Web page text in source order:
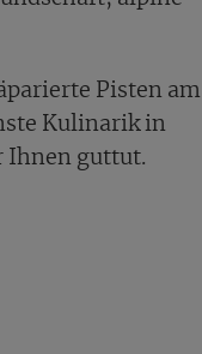
Pisten am
Kulinarik in
Ihnen guttut.